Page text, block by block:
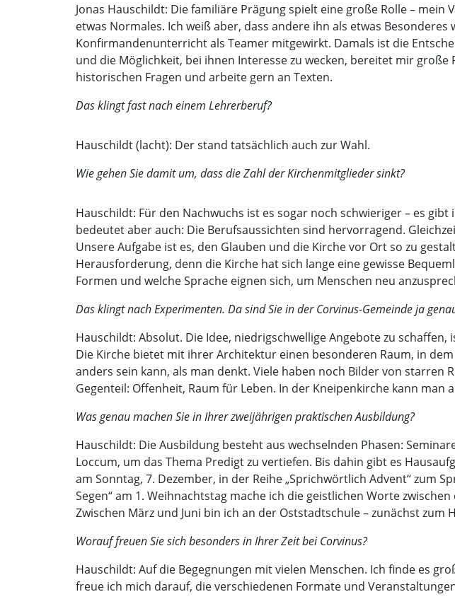
Jonas Hauschildt: Die familiäre Prägung spielt eine große Rolle –
etwas Normales. Ich weiß aber, dass andere ihn als etwas
Konfirmandenunterricht als Teamer mitgewirkt. Damals ist die
und die Möglichkeit, bei ihnen Interesse zu wecken, bereitet mir
historischen Fragen und arbeite gern an Texten.
Das klingt fast nach einem Lehrerberuf?
Hauschildt (lacht): Der stand tatsächlich auch zur Wahl.
Wie gehen Sie damit um, dass die Zahl der Kirchenmitglieder sinkt?
Hauschildt: Für den Nachwuchs ist es sogar noch schwieriger – es
bedeutet aber auch: Die Berufsaussichten sind hervorragend.
Unsere Aufgabe ist es, den Glauben und die Kirche vor Ort so zu
Herausforderung, denn die Kirche hat sich lange eine gewisse
Formen und welche Sprache eignen sich, um Menschen neu
Das klingt nach Experimenten. Da sind Sie in der Corvinus-Gemeinde ja
Hauschildt: Absolut. Die Idee, niedrigschwellige Angebote zu
Die Kirche bietet mit ihrer Architektur einen besonderen Raum, in
anders sein kann, als man denkt. Viele haben noch Bilder von starren
Gegenteil: Offenheit, Raum für Leben. In der Kneipenkirche kann
Was genau machen Sie in Ihrer zweijährigen praktischen Ausbildung?
Hauschildt: Die Ausbildung besteht aus wechselnden Phasen:
Loccum, um das Thema Predigt zu vertiefen. Bis dahin gibt es
am Sonntag, 7. Dezember, in der Reihe „Sprichwörtlich Advent“ zum
Segen“ am 1. Weihnachtstag mache ich die geistlichen Worte
Zwischen März und Juni bin ich an der Oststadtschule – zunächst
Worauf freuen Sie sich besonders in Ihrer Zeit bei Corvinus?
Hauschildt: Auf die Begegnungen mit vielen Menschen. Ich finde es
freue ich mich darauf, die verschiedenen Formate und